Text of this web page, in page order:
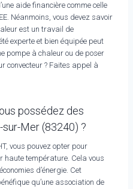
aide financière comme celle
Néanmoins, vous devez savoir
est un travail de
experte et bien équipée peut
pompe à chaleur ou de poser
convecteur ? Faites appel à
possédez des
Mer (83240) ?
vous pouvez opter pour
haute température. Cela vous
d’énergie. Cet
qu’une association de